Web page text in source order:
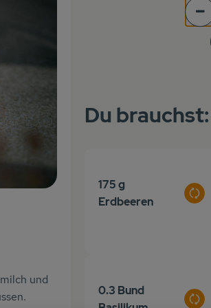
und
Du brauchst:
175 g
Erdbeeren
0.3 Bund